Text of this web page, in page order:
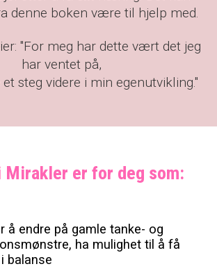
denne boken være til hjelp med.
"For meg har dette vært det jeg
har ventet på,
steg videre i min egenutvikling."
Mirakler er for deg som:
å endre på gamle tanke- og
ha mulighet til å få
balanse